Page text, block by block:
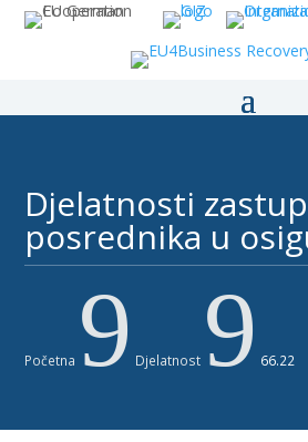
Djelatnosti
posrednika u
Početna 9 Djelatnost 9 66.22